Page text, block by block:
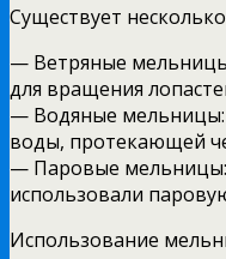
Существует
— Ветряные
для вращения
— Водяные мельницы:
воды, протекающей
— Паровые
использовали
Использование